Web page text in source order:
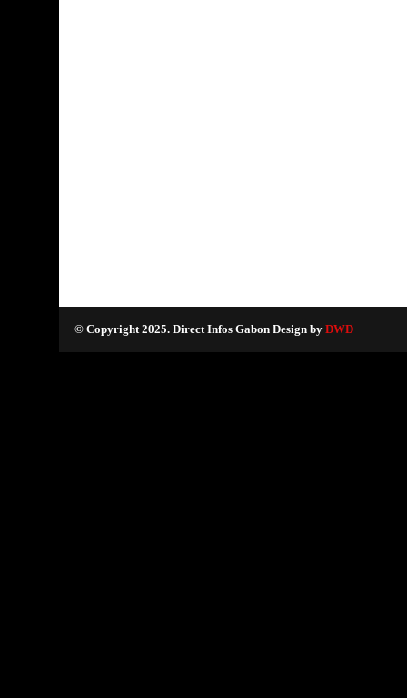
© Copyright 2025. Direct Infos Gabon Design by DWD